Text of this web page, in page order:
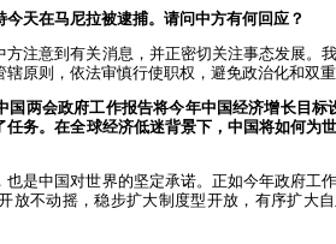
天在马尼拉被逮捕。请问中方有何回应？
注意到有关消息，并正密切关注事态发展。
原则，依法审慎行使职权，避免政治化和双重
国两会政府工作报告将今年中国经济增长目标
务。在全球经济低迷背景下，中国将如何为
是中国对世界的坚定承诺。正如今年政府工
放不动摇，稳步扩大制度型开放，有序扩大